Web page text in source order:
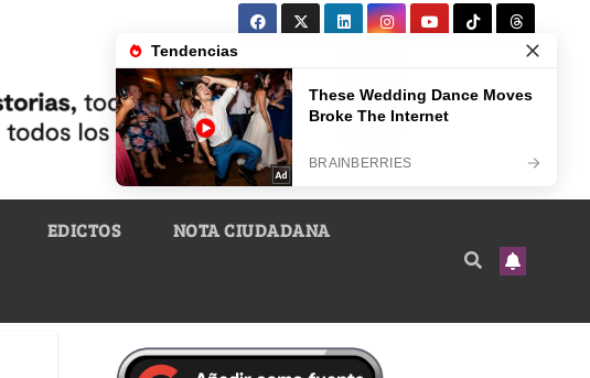
EDICTOS NOTA CIUDADANA